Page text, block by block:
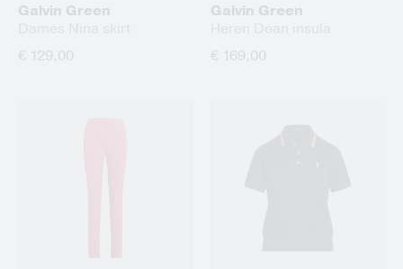
Galvin Green
€ 129,00
Galvin Green
€ 169,00